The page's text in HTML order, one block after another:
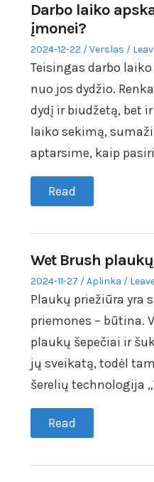
Darbo laiko
įmonei?
Posted
on
2024-12-22
Posted
in
Verslas
Teisingas darbo
nuo jos dydžio.
dydį ir biudžetą, bet
laiko sekimą,
aptarsime, kaip
Read
Wet Brush
Posted
on
2024-11-27
Posted
in
Aplinka
Plaukų priežiūra yra
priemones – būtina.
plaukų šepečiai ir
jų sveikatą, todėl
šerelių technologija
Read